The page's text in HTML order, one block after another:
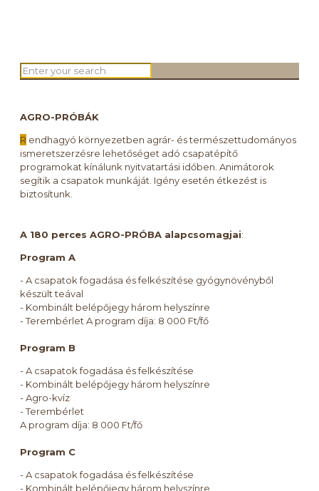
AGRO-PRÓBÁK
R endhagyó környezetben agrár- és természettudományos
ismeretszerzésre lehetőséget adó csapatépítő
programokat kínálunk nyitvatartási időben. Animátorok
segítik a csapatok munkáját. Igény esetén étkezést is
biztosítunk.
A 180 perces AGRO-PRÓBA alapcsomagjai:
Program A
- A csapatok fogadása és felkészítése gyógynövényből
készült teával
- Kombinált belépőjegy három helyszínre
- Terembérlet A program díja: 8 000 Ft/fő
Program B
- A csapatok fogadása és felkészítése
- Kombinált belépőjegy három helyszínre
- Agro-kvíz
- Terembérlet
A program díja: 8 000 Ft/fő
Program C
- A csapatok fogadása és felkészítése
- Kombinált belépőjegy három helyszínre